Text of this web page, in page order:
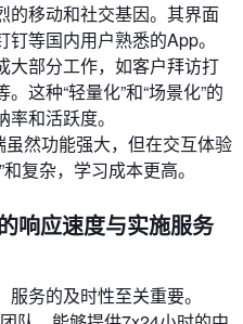
的移动和社交基因。其界面
等国内用户熟悉的App。
大部分工作，如客户拜访打
这种“轻量化”和“场景化”的
和活跃度。
然功能强大，但在交互体验
复杂，学习成本更高。
响应速度与实施服务
务的及时性至关重要。